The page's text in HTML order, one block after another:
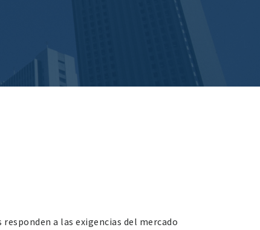
a las exigencias del mercado